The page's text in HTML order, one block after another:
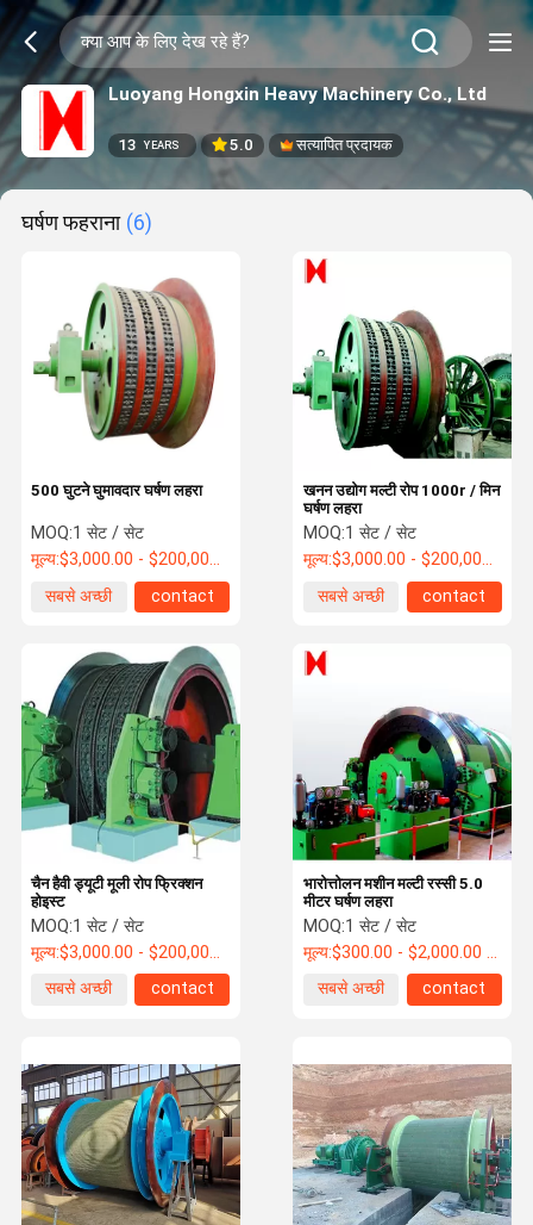
Luoyang Hongxin Heavy Machinery Co., Ltd
13 YEARS 5.0 सत्यापित प्रदायक
घर्षण फहराना (6)
500 घुटने घुमावदार घर्षण लहरा
MOQ:1 सेट / सेट
मूल्य:$3,000.00 - $200,000.00 / Set
सबसे अच्छी
contact
खनन उद्योग मल्टी रोप 1000r / मिन
घर्षण लहरा
MOQ:1 सेट / सेट
मूल्य:$3,000.00 - $200,000.00 / Set
सबसे अच्छी
contact
चैन हैवी ड्यूटी मूली रोप फ्रिक्शन
होइस्ट
MOQ:1 सेट / सेट
मूल्य:$3,000.00 - $200,000.00 / Set
सबसे अच्छी
contact
भारोत्तोलन मशीन मल्टी रस्सी 5.0
मीटर घर्षण लहरा
MOQ:1 सेट / सेट
मूल्य:$300.00 - $2,000.00 / Set
सबसे अच्छी
contact